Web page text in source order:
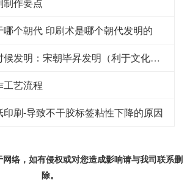
制作要点
个朝代 印刷术是哪个朝代发明的
印刷术是什么时候发明：宋朝毕昇发明（利于文化传承）
工艺流程
刷-导致不干胶标签粘性下降的原因
络，如有侵权或对您造成影响请与我司联系删
除。